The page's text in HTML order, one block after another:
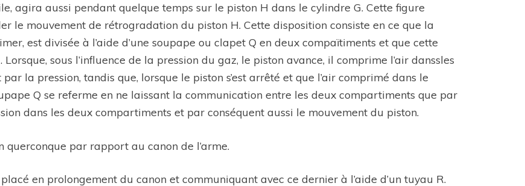
agira aussi pendant quelque temps sur le piston H dans le cylindre G. Cette figure
le mouvement de rétrogradation du piston H. Cette disposition consiste en ce que la
est divisée à l’aide d’une soupape ou clapet Q en deux compaïtiments et que cette
sous l’influence de la pression du gaz, le piston avance, il comprime l’air danssles
la pression, tandis que, lorsque le piston s’est arrêté et que l’air comprimé dans le
Q se referme en ne laissant la communication entre les deux compartiments que par
dans les deux compartiments et par conséquent aussi le mouvement du piston.
par rapport au canon de l’arme.
en prolongement du canon et communiquant avec ce dernier à l’aide d’un tuyau R.